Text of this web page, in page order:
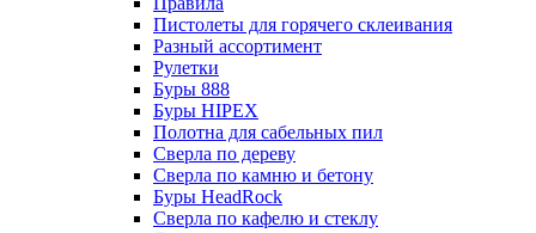
Пистолеты для горячего склеивания
Разный ассортимент
Рулетки
Буры 888
Буры HIPEX
Полотна для сабельных пил
Сверла по дереву
Сверла по камню и бетону
Буры HeadRock
Сверла по кафелю и стеклу